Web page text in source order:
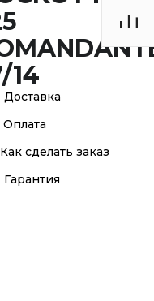
14
Доставка
Оплата
Как сделать заказ
Гарантия